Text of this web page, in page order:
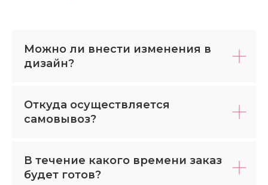
Можно ли внести изменения в
дизайн?
Откуда осуществляется
самовывоз?
В течение какого времени заказ
будет готов?